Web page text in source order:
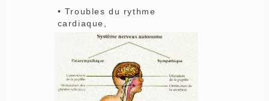
• Troubles du rythme
cardiaque,